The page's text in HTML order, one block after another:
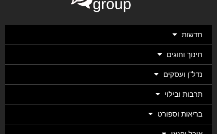
חדשות
חינוך וחוגים
נדל"ן ועסקים
תרבות ובילוי
בריאות וספורט